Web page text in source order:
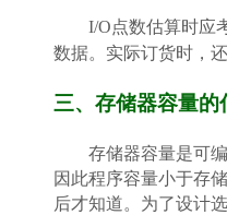
I/O点数估算时应
数据。实际订货时，
三、存储器容量的
存储器容量是可编
因此程序容量小于存
后才知道。为了设计